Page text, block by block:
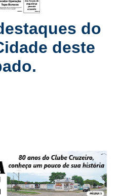
do
deste